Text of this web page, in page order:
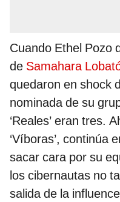
Cuando Ethel Pozo
de Samahara
quedaron en shock
nominada de su
‘Reales’ eran tres.
‘Víboras’, continúa
sacar cara por su
los cibernautas no
salida de la